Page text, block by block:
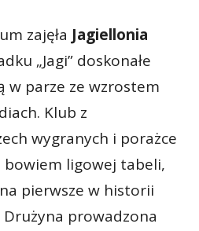
zajęła Jagiellonia
„Jagi” doskonałe
w parze ze wzrostem
Klub z
wygranych i porażce
ligowej tabeli,
pierwsze w historii
prowadzona